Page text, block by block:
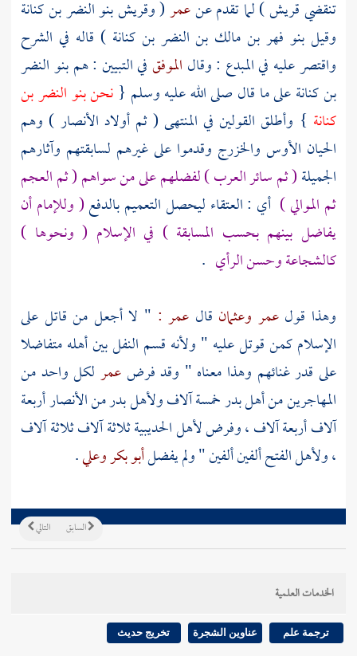
تنقضيقريش) لما تقدم عنعمر(وقريشبنو النضر بن كنانة
وقيلبنو فهر بن مالك بن النضر بن كنانة) قاله في الشرح
واقتصر عليه في المبدع : وقال الموفقفي التبيين : همبنو النضر
بن كنانةعلى ما قال صلى الله عليه وسلم { نحنبنو النضر بن
كنانة } وأطلق القولين في المنتهى ( ثم أولاد الأنصار ) وهم
الحيان الأوس والخزرج وقدموا على غيرهم لسابقتهم وآثارهم
الجميلة( ثم سائر العرب ) لفضلهم على من سواهم ( ثم العجم
ثم الموالي ) أي : العتقاء ليحصل التعميم بالدفع( وللإمام أن
يفاضل بينهم بحسب المسابقة ) في الإسلام ( ونحوها )
كالشجاعة وحسن الرأي .
وهذا قولعمر وعثمان قال عمر : " لا أجعل من قاتل على
الإسلام كمن قوتل عليه " ولأنه قسم النفل بين أهله متفاضلا
على قدر غنائهم وهذا معناه " وقد فرضعمر لكل واحد من
المهاجرينمن أهلبدرخمسة آلاف ولأهلبدرمنالأنصارأربعة
آلاف أربعة آلاف ، وفرض لأهلالحديبيةثلاثة آلاف ثلاثة آلاف
، ولأهل الفتح ألفين ألفين " ولم يفضلأبو بكروعلي.
التالي السابق
الخدمات العلمية
ترجمة علم عناوين الشجرة تخريج حديث